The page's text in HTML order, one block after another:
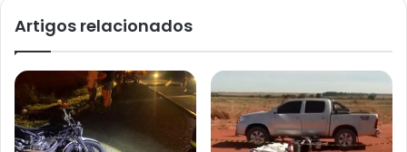
Artigos relacionados